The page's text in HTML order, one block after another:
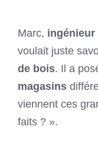
Marc, ingénieur
voulait juste
de bois. Il a
magasins
viennent ces
faits ? ».